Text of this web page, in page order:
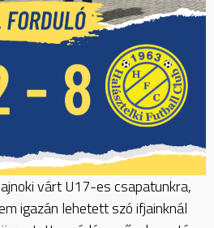
várt U17-es csapatunkra,
igazán lehetett szó ifjainknál